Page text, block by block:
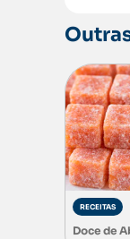
RECEITAS
Doce de